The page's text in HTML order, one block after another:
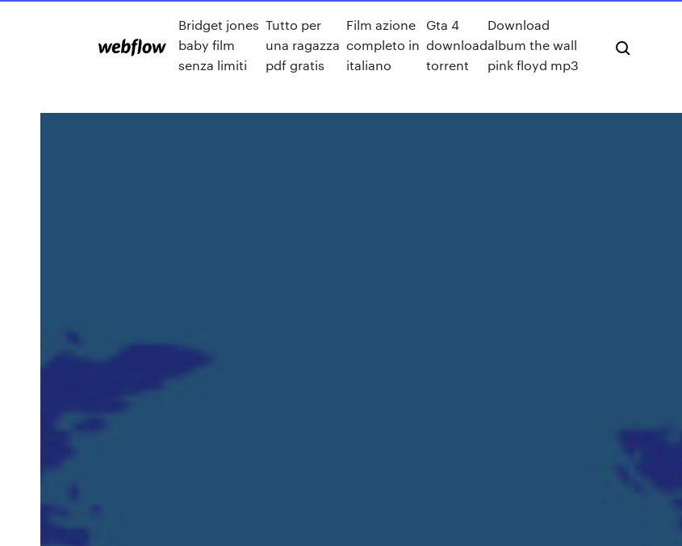
Bridget jones
baby film
senza limiti
Tutto per
una ragazza
pdf gratis
Film azione
completo in
italiano
Gta 4
download
torrent
Download
album the wall
pink floyd mp3